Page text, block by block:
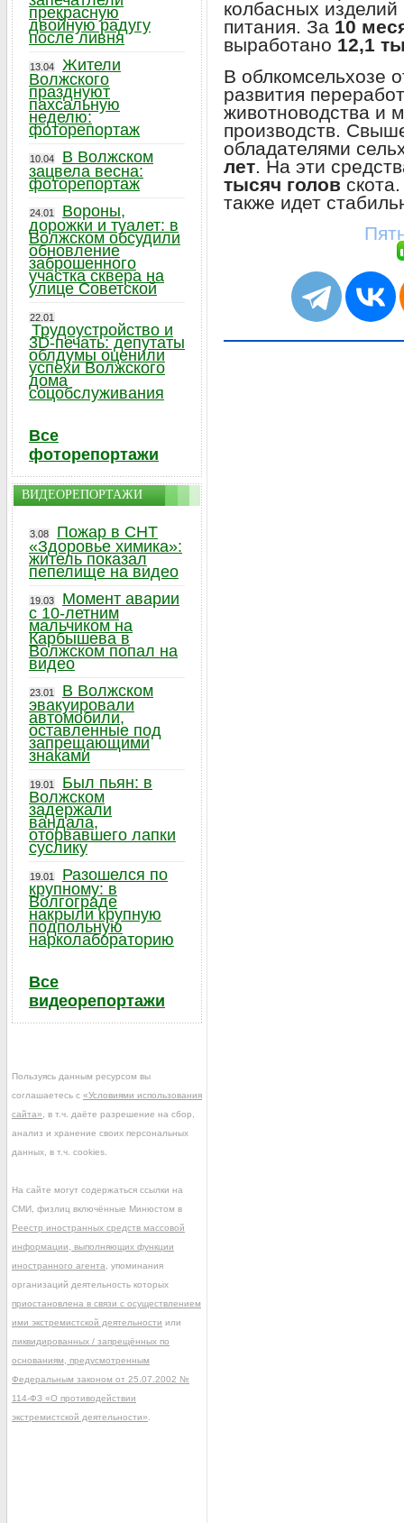
колбасных изделий
питания. За 10
выработано 12,1
В облкомсельхозе
развития
животноводства и
производств.
обладателями
лет. На эти
тысяч голов
также идет
прекрасную
двойную радугу
после ливня
13.04
Жители
Волжского
празднуют
пахсальную
неделю:
фоторепортаж
10.04
В Волжском
зацвела весна:
фоторепортаж
24.01
Вороны,
дорожки и туалет: в
Волжском обсудили
обновление
заброшенного
участка сквера на
улице Советской
22.01
Трудоустройство и
3D-печать: депутаты
облдумы оценили
успехи Волжского
дома
соцобслуживания
Все
фоторепортажи
ВИДЕОРЕПОРТАЖИ
3.08
Пожар в СНТ
«Здоровье химика»:
житель показал
пепелище на видео
19.03
Момент аварии
с 10-летним
мальчиком на
Карбышева в
Волжском попал на
видео
23.01
В Волжском
эвакуировали
автомобили,
оставленные под
запрещающими
знаками
19.01
Был пьян: в
Волжском
задержали
вандала,
оторвавшего лапки
суслику
19.01
Разошелся по
крупному: в
Волгограде
накрыли крупную
подпольную
нарколабораторию
Все
видеорепортажи
Пользуясь данным ресурсом вы
соглашаетесь с «Условиями использования
сайта» , в т.ч. даёте разрешение на сбор,
анализ и хранение своих персональных
данных, в т.ч. cookies.
На сайте могут содержаться ссылки на
СМИ, физлиц включённые Минюстом в
Реестр иностранных средств массовой
информации, выполняющих функции
иностранного агента , упоминания
организаций деятельность которых
приостановлена в связи с осуществлением
ими экстремистской деятельности или
ликвидированных / запрещённых по
основаниям, предусмотренным
Федеральным законом от 25.07.2002 №
114-ФЗ «О противодействии
экстремистской деятельности»